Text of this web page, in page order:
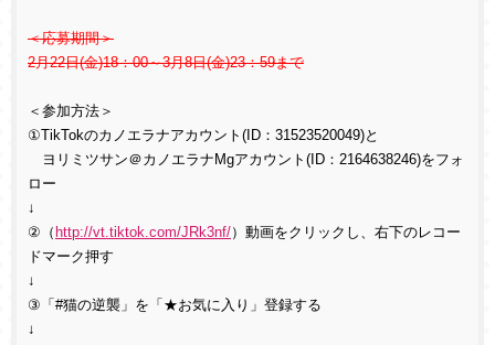
＜応募期間＞
2月22日(金)18：00～3月8日(金)23：59まで
＜参加方法＞
①TikTokのカノエラナアカウント(ID：31523520049)と
ヨリミツサン＠カノエラナMgアカウント(ID：2164638246)をフォ
ロー
↓
②（ http://vt.tiktok.com/JRk3nf/）動画をクリックし、右下のレコー
ドマーク押す
↓
③「#猫の逆襲」を「★お気に入り」登録する
↓